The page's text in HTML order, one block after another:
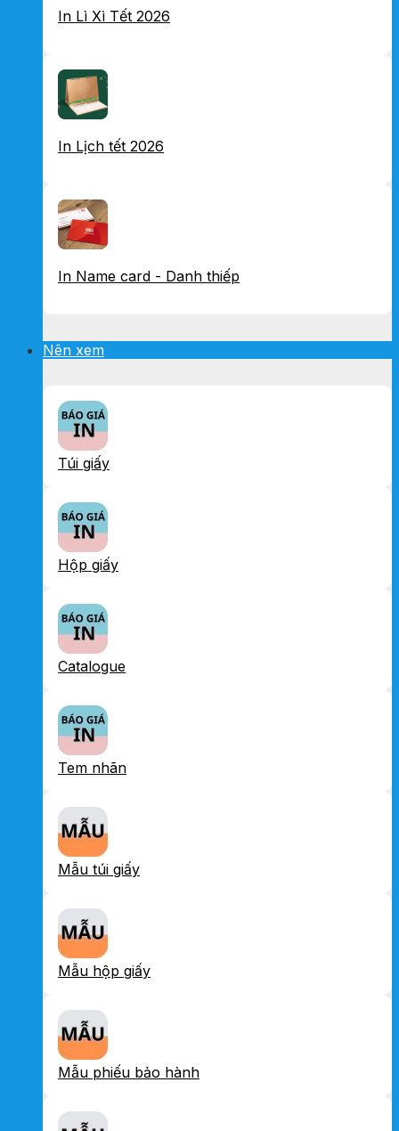
In Lì Xì Tết 2026
In Lịch tết 2026
In Name card - Danh thiếp
Nên xem
Túi giấy
Hộp giấy
Catalogue
Tem nhãn
Mẫu túi giấy
Mẫu hộp giấy
Mẫu phiếu bảo hành